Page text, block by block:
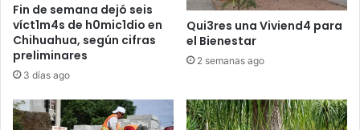
Fin de semana dejó seis
víct1m4s de h0mic1dio en
Chihuahua, según cifras
preliminares
3 días ago
Qui3res una Viviend4 para
el Bienestar
2 semanas ago